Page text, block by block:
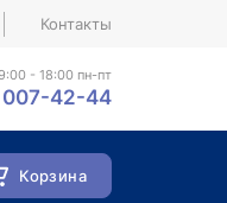
Контакты
- 18:00 пн-пт
007-42-44
Корзина